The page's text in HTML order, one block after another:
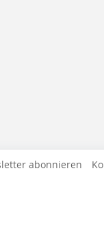
abonnieren